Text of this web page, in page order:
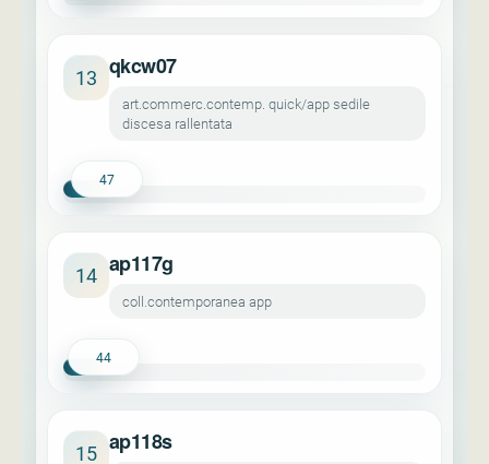
13 qkcw07
art.commerc.contemp. quick/app sedile
discesa rallentata
47
14 ap117g
coll.contemporanea app
44
15 ap118s